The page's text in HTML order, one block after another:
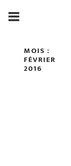
MOIS :
FÉVRIER
2016